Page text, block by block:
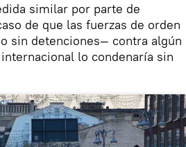
similar por parte de
de que las fuerzas de orden
sin detenciones— contra algún
lo condenaría sin